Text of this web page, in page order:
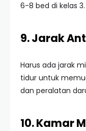
6-8 bed di kelas 3.
9. Jarak
Harus ada jarak
tidur untuk
dan peralatan
10. Kamar